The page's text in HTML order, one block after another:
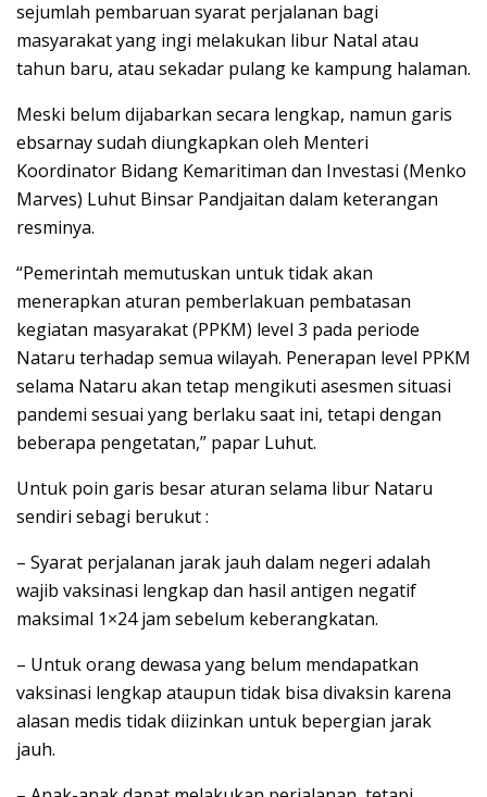
sejumlah pembaruan syarat perjalanan bagi
masyarakat yang ingi melakukan libur Natal atau
tahun baru, atau sekadar pulang ke kampung halaman.
Meski belum dijabarkan secara lengkap, namun garis
ebsarnay sudah diungkapkan oleh Menteri
Koordinator Bidang Kemaritiman dan Investasi (Menko
Marves) Luhut Binsar Pandjaitan dalam keterangan
resminya.
“Pemerintah memutuskan untuk tidak akan
menerapkan aturan pemberlakuan pembatasan
kegiatan masyarakat (PPKM) level 3 pada periode
Nataru terhadap semua wilayah. Penerapan level PPKM
selama Nataru akan tetap mengikuti asesmen situasi
pandemi sesuai yang berlaku saat ini, tetapi dengan
beberapa pengetatan,” papar Luhut.
Untuk poin garis besar aturan selama libur Nataru
sendiri sebagi berukut :
– Syarat perjalanan jarak jauh dalam negeri adalah
wajib vaksinasi lengkap dan hasil antigen negatif
maksimal 1×24 jam sebelum keberangkatan.
– Untuk orang dewasa yang belum mendapatkan
vaksinasi lengkap ataupun tidak bisa divaksin karena
alasan medis tidak diizinkan untuk bepergian jarak
jauh.